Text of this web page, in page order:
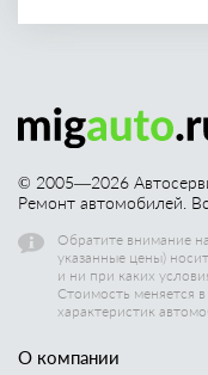
© 2005—2026
Ремонт автомобилей.
Обратите внимание
указанные цены)
и ни при каких
Стоимость меняется
характеристик
О компании